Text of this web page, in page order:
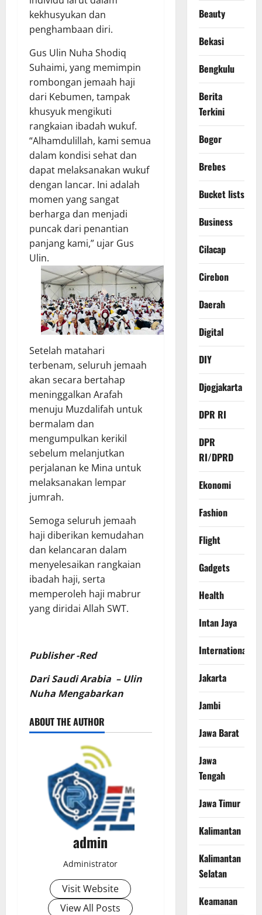
kekhusyukan dan
penghambaan diri.
Gus Ulin Nuha Shodiq
Suhaimi, yang memimpin
rombongan jemaah haji
dari Kebumen, tampak
khusyuk mengikuti
rangkaian ibadah wukuf.
“Alhamdulillah, kami semua
dalam kondisi sehat dan
dapat melaksanakan wukuf
dengan lancar. Ini adalah
momen yang sangat
berharga dan menjadi
puncak dari penantian
panjang kami,” ujar Gus
Ulin.
Setelah matahari
terbenam, seluruh jemaah
akan secara bertahap
meninggalkan Arafah
menuju Muzdalifah untuk
bermalam dan
mengumpulkan kerikil
sebelum melanjutkan
perjalanan ke Mina untuk
melaksanakan lempar
jumrah.
Semoga seluruh jemaah
haji diberikan kemudahan
dan kelancaran dalam
menyelesaikan rangkaian
ibadah haji, serta
memperoleh haji mabrur
yang diridai Allah SWT.
Publisher -Red
Dari Saudi Arabia – Ulin
Nuha Mengabarkan
ABOUT THE AUTHOR
admin
Administrator
Visit Website
View All Posts
Beauty
Bekasi
Bengkulu
Berita
Terkini
Bogor
Brebes
Bucket lists
Business
Cilacap
Cirebon
Daerah
Digital
DIY
Djogjakarta
DPR RI
DPR
RI/DPRD
Ekonomi
Fashion
Flight
Gadgets
Health
Intan Jaya
International
Jakarta
Jambi
Jawa Barat
Jawa
Tengah
Jawa Timur
Kalimantan
Kalimantan
Selatan
Keamanan